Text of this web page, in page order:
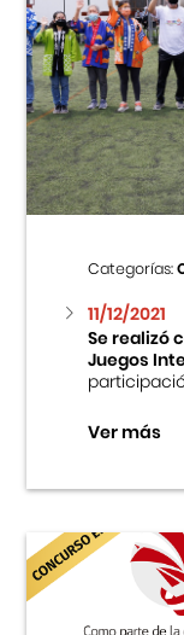
Categorías:
11/12/2021
Se realizó
Juegos
Ver más